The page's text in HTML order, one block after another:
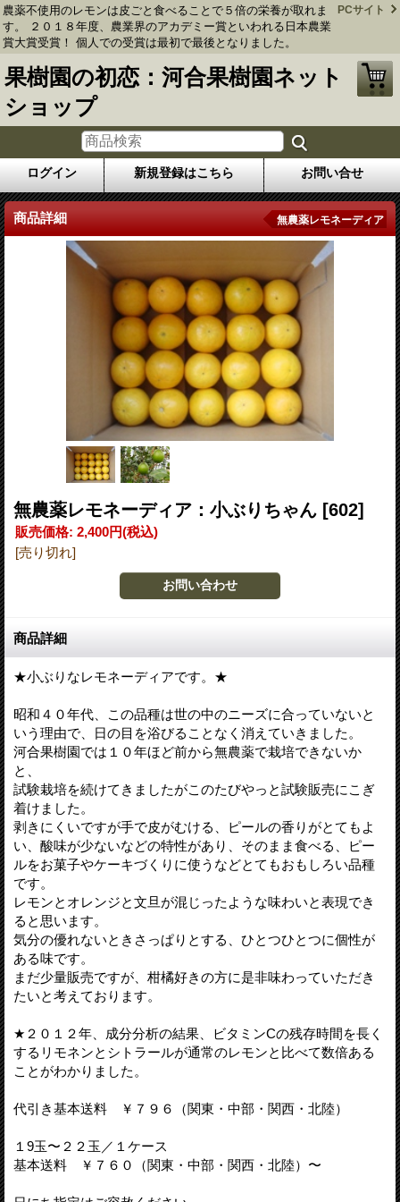
農薬不使用のレモンは皮ごと食べることで５倍の栄養が取れま
す。 ２０１８年度、農業界のアカデミー賞といわれる日本農業
賞大賞受賞！ 個人での受賞は最初で最後となりました。
PCサイト
果樹園の初恋：河合果樹園ネット
ショップ
ログイン 新規登録はこちら お問い合せ
商品詳細 無農薬レモネーディア
無農薬レモネーディア：小ぶりちゃん [602]
販売価格: 2,400円(税込)
[売り切れ]
商品詳細
★小ぶりなレモネーディアです。★
昭和４０年代、この品種は世の中のニーズに合っていないと
いう理由で、日の目を浴びることなく消えていきました。
河合果樹園では１０年ほど前から無農薬で栽培できないか
と、
試験栽培を続けてきましたがこのたびやっと試験販売にこぎ
着けました。
剥きにくいですが手で皮がむける、ピールの香りがとてもよ
い、酸味が少ないなどの特性があり、そのまま食べる、ピー
ルをお菓子やケーキづくりに使うなどとてもおもしろい品種
です。
レモンとオレンジと文旦が混じったような味わいと表現でき
ると思います。
気分の優れないときさっぱりとする、ひとつひとつに個性が
ある味です。
まだ少量販売ですが、柑橘好きの方に是非味わっていただき
たいと考えております。
★２０１２年、成分分析の結果、ビタミンCの残存時間を長く
するリモネンとシトラールが通常のレモンと比べて数倍ある
ことがわかりました。
代引き基本送料 ￥７９６（関東・中部・関西・北陸）
１9玉〜２２玉／１ケース
基本送料 ￥７６０（関東・中部・関西・北陸）〜